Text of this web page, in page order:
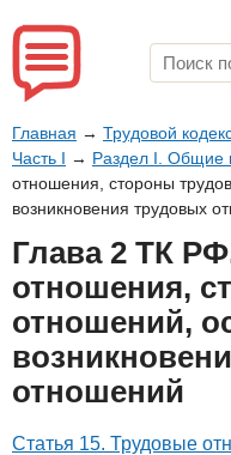
Главная → Трудовой
Часть I → Раздел I. Общие
отношения, стороны
возникновения трудовых
Глава 2 ТК
отношения,
отношений,
отношений
Статья 15. Трудовые